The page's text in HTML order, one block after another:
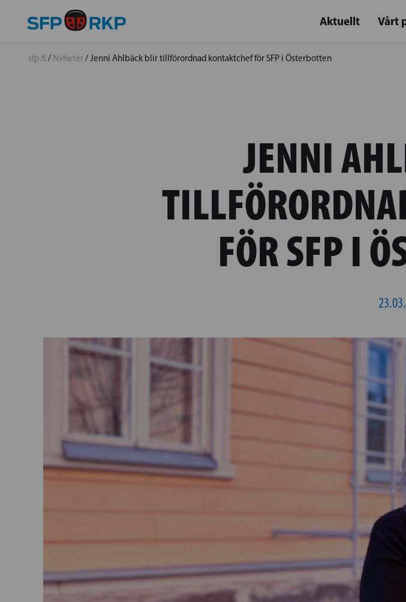
Aktuellt Vårt
sfp.fi / Nyheter/Jenni Ahlbäck blir tillförordnad kontaktchef för SFP i Österbotten
JENNI
FÖR SFP I